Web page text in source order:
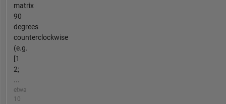
matrix
90
degrees
counterclockwise
(e.g.
[1
2;
...
etwa
10